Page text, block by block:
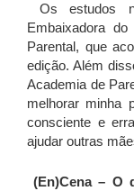
Os estudos
Embaixadora
Parental, que
edição. Além
Academia de
melhorar minha
consciente e
ajudar outras
(En)Cena – O